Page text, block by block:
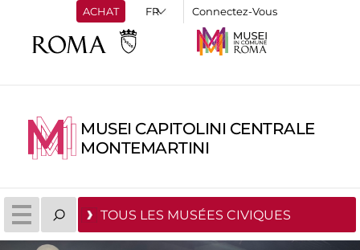
ACHAT Connectez-Vous
MUSEI CAPITOLINI CENTRALE
MONTEMARTINI
TOUS LES MUSÉES CIVIQUES